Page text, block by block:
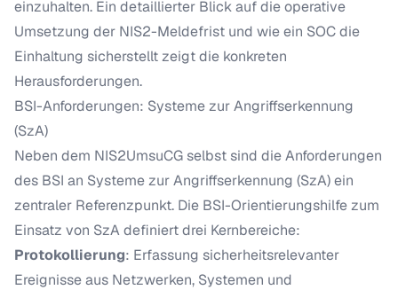
einzuhalten. Ein detaillierter Blick auf die operative
Umsetzung der NIS2-Meldefrist und wie ein SOC die
Einhaltung sicherstelltzeigt die konkreten
Herausforderungen.
BSI-Anforderungen: Systeme zur Angriffserkennung
(SzA)
Neben dem NIS2UmsuCG selbst sind die Anforderungen
des BSI an Systeme zur Angriffserkennung (SzA) ein
zentraler Referenzpunkt. Die BSI-Orientierungshilfe zum
Einsatz von SzA definiert drei Kernbereiche:
Protokollierung: Erfassung sicherheitsrelevanter
Ereignisse aus Netzwerken, Systemen und